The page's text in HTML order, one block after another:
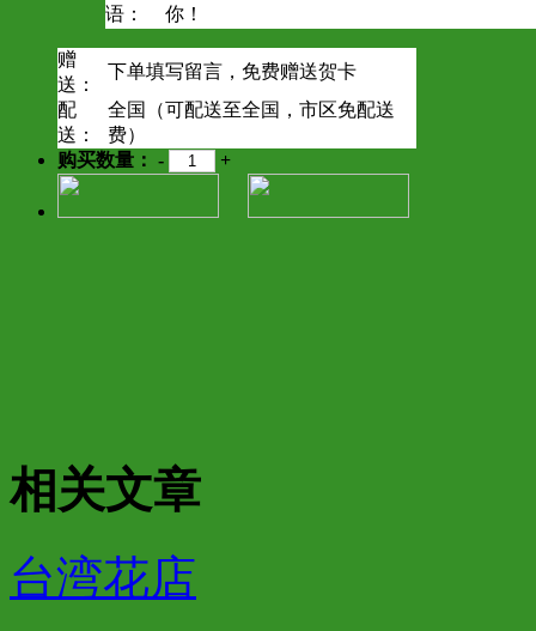
语：
你！
赠
送：
下单填写留言，免费赠送贺卡
配
送：
全国（可配送至全国，市区免配送
费）
购买数量： - +
相关文章
台湾花店